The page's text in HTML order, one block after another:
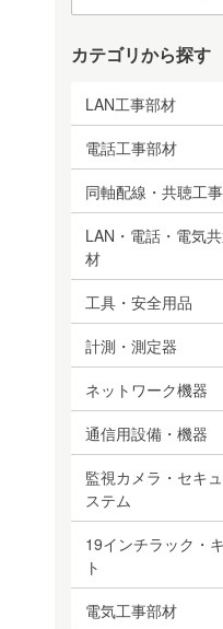
カテゴリから探す
LAN工事部材
電話工事部材
同軸配線・共聴工
LAN・電話・電気
材
工具・安全用品
計測・測定器
ネットワーク機器
通信用設備・機器
監視カメラ・セキ
ステム
19インチラック・
ト
電気工事部材